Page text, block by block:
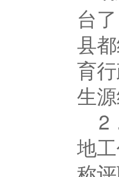
台
县
育
生
2
地